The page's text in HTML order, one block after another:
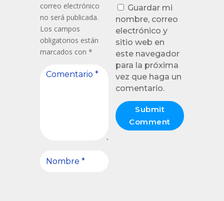
correo electrónico
no será publicada.
Los campos
obligatorios están
marcados con *
Guardar mi
nombre, correo
electrónico y
sitio web en
este navegador
para la próxima
vez que haga un
comentario.
Submit
Comment